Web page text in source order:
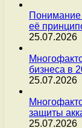
Понимание
её
25.07.2026
бизнеса в
25.07.2026
защиты
25.07.2026